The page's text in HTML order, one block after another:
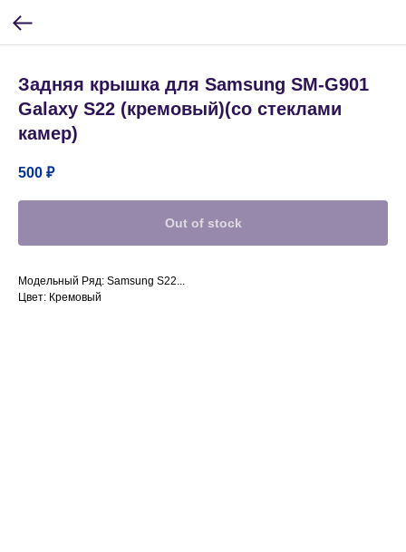
Задняя крышка для Samsung SM-G901
Galaxy S22 (кремовый)(со стеклами
камер)
500 ₽
Out of stock
Модельный Ряд: Samsung S22...
Цвет: Кремовый